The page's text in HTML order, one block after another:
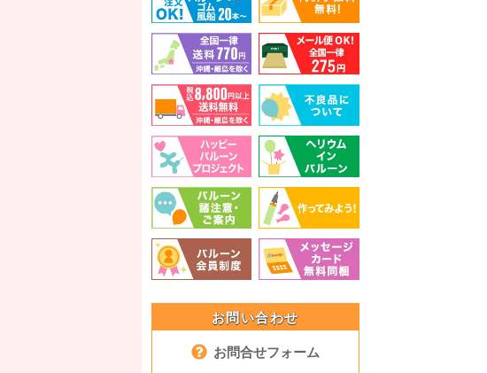
お問い合わせ
お問合せフォーム